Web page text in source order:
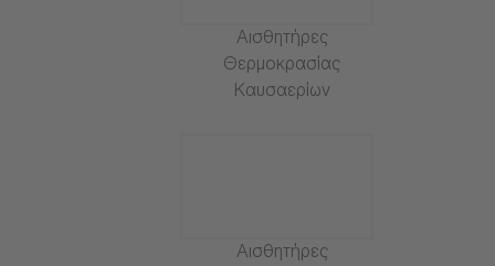
Αισθητήρες
Θερμοκρασίας
Καυσαερίων
Αισθητήρες